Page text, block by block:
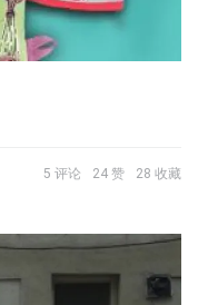
5 评论 24 赞 28 收藏